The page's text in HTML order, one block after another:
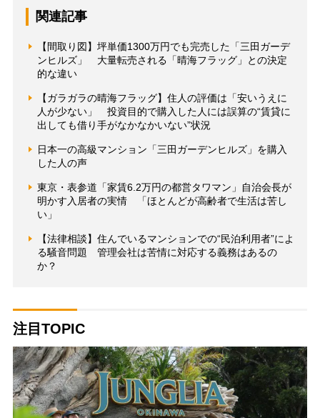
関連記事
【間取り図】坪単価1300万円でも完売した「三田ガーデ
ンヒルズ」 大量転売される「晴海フラッグ」との決定
的な違い
【ガラガラの晴海フラッグ】住人の評価は「安いうえに
人が少ない」 投資目的で購入した人には誤算の“賃貸に
出しても借り手がなかなかいない”状況
日本一の高級マンション「三田ガーデンヒルズ」を購入
した人の声
東京・表参道「家賃6.2万円の都営タワマン」自治会長が
明かす入居者の実情 「ほとんどが高齢者で生活は苦し
い」
【法律相談】住んでいるマンションでの“民泊利用者”によ
る騒音問題 管理会社は苦情に対応する義務はあるの
か？
注目TOPIC